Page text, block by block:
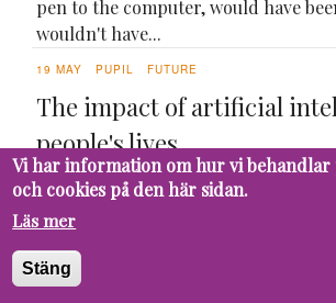
pen to the computer, would have
wouldn't have...
19 MAY PUPIL FUTURE
The impact of artificial
people's lives
Artificial Intelligence (AI) is evolving
and continuous way, marking a
the interaction between humans and
This formidable innovation can be
adapted and integrated into various
Vi har information om hur vi
och cookies på den här sidan.
Läs mer
Stäng